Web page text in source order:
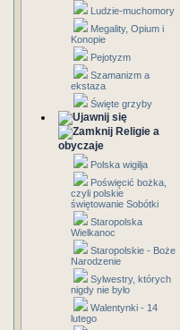
Ludzie-muchomory
Megality, Opium i
Konopie
Pejotyzm
Szamanizm a
ekstaza
Święte grzyby
Religie a
obyczaje
Polska wigilja
Poświęcić bożka,
czyli polskie
świętowanie Sobótki
Staropolska
Wielkanoc
Staropolskie - Boże
Narodzenie
Sylwestry, których
nigdy nie było
Walentynki - 14
lutego